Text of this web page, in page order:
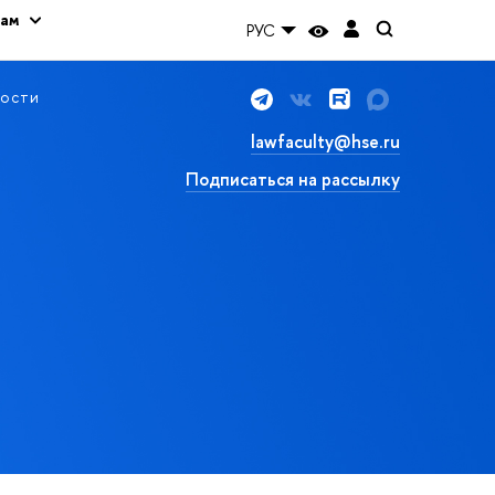
РУС
lawfaculty@hse.ru
Подписаться на рассылку